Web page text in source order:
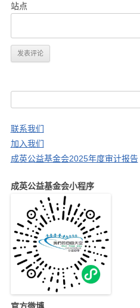
站点
：
联系我们
加入我们
成英公益基金会2025年度审计报告
成英公益基金会小程序
官方微博